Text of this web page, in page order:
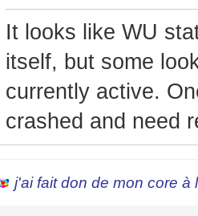
It looks like WU
itself, but some
currently active.
crashed and need
j'ai fait don de mon core à